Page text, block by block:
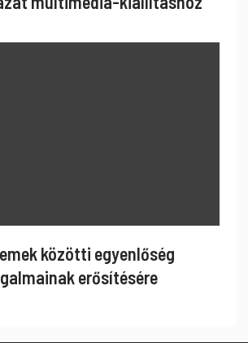
közötti egyenlőség
erősítésére